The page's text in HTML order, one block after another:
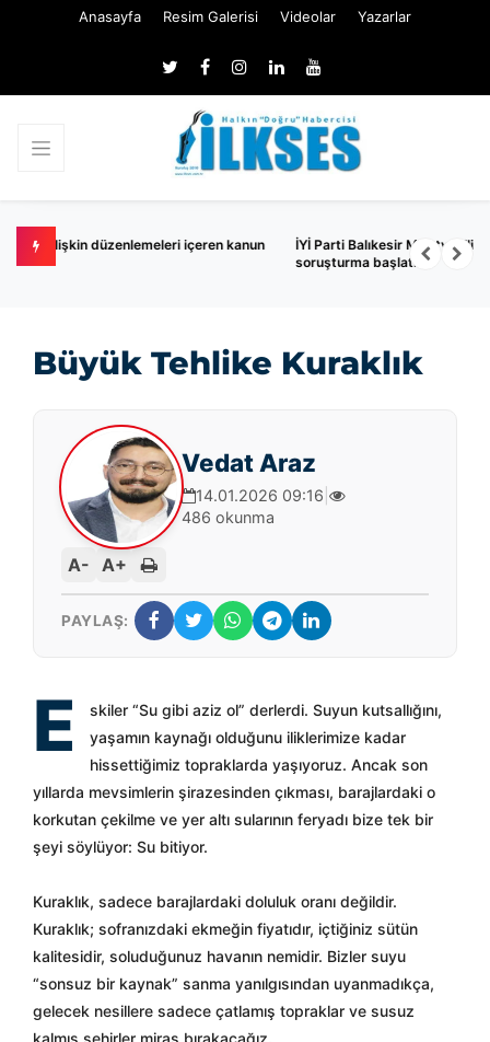
Anasayfa Resim Galerisi Videolar Yazarlar
İYİ Parti Balıkesir Milletvekili Turhan Çömez hakkında
Büyük Tehlike Kuraklık
Vedat Araz
14.01.2026 09:16
486 okunma
A- A+
PAYLAŞ:
E
skiler “Su gibi aziz ol” derlerdi. Suyun kutsallığını,
yaşamın kaynağı olduğunu iliklerimize kadar
hissettiğimiz topraklarda yaşıyoruz. Ancak son
yıllarda mevsimlerin şirazesinden çıkması, barajlardaki o
korkutan çekilme ve yer altı sularının feryadı bize tek bir
şeyi söylüyor: Su bitiyor.
Kuraklık, sadece barajlardaki doluluk oranı değildir.
Kuraklık; sofranızdaki ekmeğin fiyatıdır, içtiğiniz sütün
kalitesidir, soluduğunuz havanın nemidir. Bizler suyu
“sonsuz bir kaynak” sanma yanılgısından uyanmadıkça,
gelecek nesillere sadece çatlamış topraklar ve susuz
kalmış şehirler miras bırakacağız.